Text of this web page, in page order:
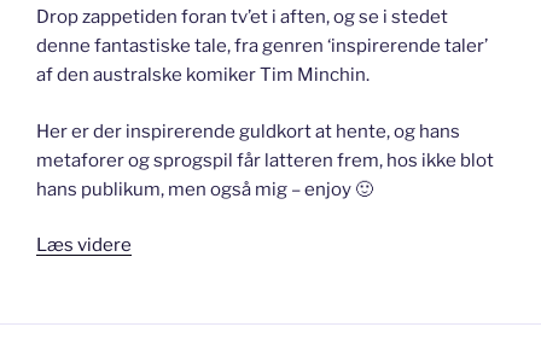
Drop zappetiden foran tv’et i aften, og se i stedet
denne fantastiske tale, fra genren ‘inspirerende taler’
af den australske komiker Tim Minchin.
Her er der inspirerende guldkort at hente, og hans
metaforer og sprogspil får latteren frem, hos ikke blot
hans publikum, men også mig – enjoy 🙂
Læs videre
er